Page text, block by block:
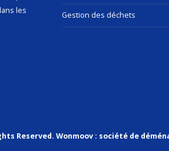
les
Gestion des déchets
Reserved. Wonmoov : société de